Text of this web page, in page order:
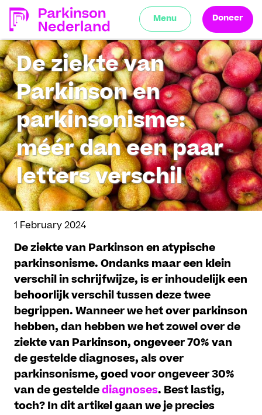
Menu Doneer
De ziekte van
Parkinson en
parkinsonisme:
méér dan een paar
letters verschil
1 February 2024
De ziekte van Parkinson en atypische
parkinsonisme. Ondanks maar een klein
verschil in schrijfwijze, is er inhoudelijk een
behoorlijk verschil tussen deze twee
begrippen. Wanneer we het over parkinson
hebben, dan hebben we het zowel over de
ziekte van Parkinson, ongeveer 70% van
de gestelde diagnoses, als over
parkinsonisme, goed voor ongeveer 30%
van de gesteldediagnoses. Best lastig,
toch? In dit artikel gaan we je precies